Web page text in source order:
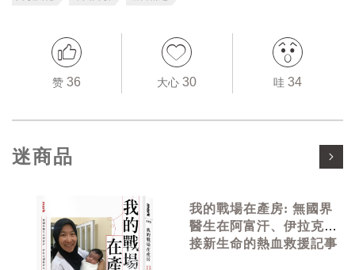
赞36 大心30 哇34
迷商品
我的戰場在產房: 無國界
醫生在阿富汗、伊拉克迎
接新生命的熱血救援記事